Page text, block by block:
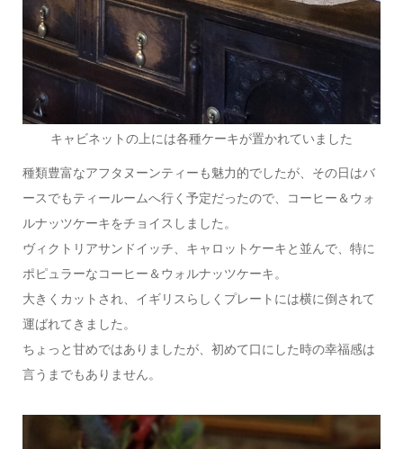
キャビネットの上には各種ケーキが置かれていました
種類豊富なアフタヌーンティーも魅力的でしたが、その日はバ
ースでもティールームへ行く予定だったので、コーヒー＆ウォ
ルナッツケーキをチョイスしました。
ヴィクトリアサンドイッチ、キャロットケーキと並んで、特に
ポピュラーなコーヒー＆ウォルナッツケーキ。
大きくカットされ、イギリスらしくプレートには横に倒されて
運ばれてきました。
ちょっと甘めではありましたが、初めて口にした時の幸福感は
言うまでもありません。